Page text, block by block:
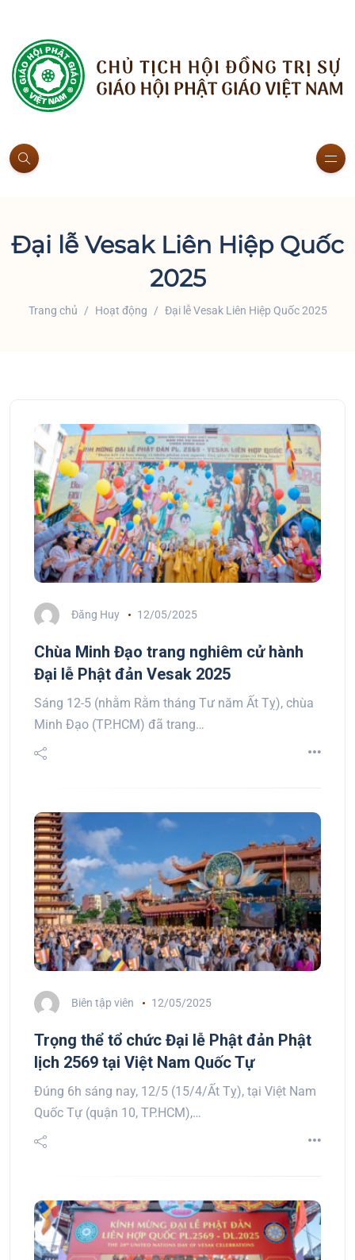
Đại lễ Vesak Liên Hiệp Quốc
2025
Trang chủ Hoạt động Đại lễ Vesak Liên Hiệp Quốc 2025
Đăng Huy 12/05/2025
Chùa Minh Đạo trang nghiêm cử hành
Đại lễ Phật đản Vesak 2025
Sáng 12-5 (nhằm Rằm tháng Tư năm Ất Tỵ), chùa
Minh Đạo (TP.HCM) đã trang…
Biên tập viên 12/05/2025
Trọng thể tổ chức Đại lễ Phật đản Phật
lịch 2569 tại Việt Nam Quốc Tự
Đúng 6h sáng nay, 12/5 (15/4/Ất Tỵ), tại Việt Nam
Quốc Tự (quận 10, TP.HCM),…